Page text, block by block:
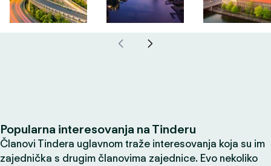
Popularna interesovanja na Tinderu
Članovi Tindera uglavnom traže interesovanja koja su im
zajednička s drugim članovima zajednice. Evo nekoliko